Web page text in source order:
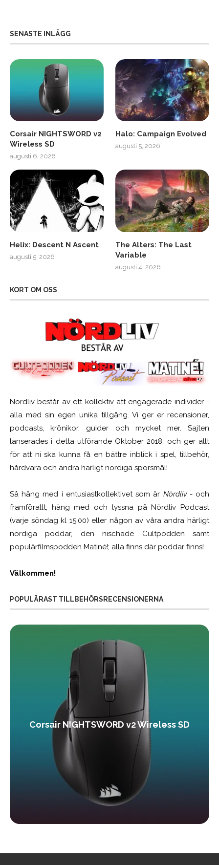
SENASTE INLÄGG
Corsair NIGHTSWORD v2
Wireless SD
augusti 6, 2026
Halo: Campaign Evolved
augusti 5, 2026
Helix: Descent N Ascent
augusti 5, 2026
The Alters: The Last
Variable
augusti 4, 2026
KORT OM OSS
Nördliv består av ett kollektiv att engagerade individer -
alla med sin egen unika tillgång. Vi ger er recensioner,
podcasts, krönikor, guider och mycket mer. Sajten
lanserades i detta utförande Oktober 2018, och ger allt
för att ni ska kunna få en bättre inblick i spel, tillbehör,
hårdvara och andra härligt nördiga spörsmål!
Så häng med i entusiastkollektivet som är Nördliv- och
framförallt, häng med och lyssna på Nördliv Podcast
(varje söndag kl 15.00) eller någon av våra andra härligt
nördiga poddar, den nischade Cultpodden samt
populärfilmspodden Matiné!; alla finns där poddar finns!
Välkommen!
POPULÄRAST TILLBEHÖRSRECENSIONERNA
Corsair NIGHTSWORD v2 Wireless SD